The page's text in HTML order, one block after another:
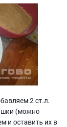
2 ст.л.
(можно
и оставить их в